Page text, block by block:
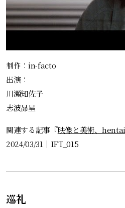
制作：in-facto
出演：
川瀬知佐子
志波昴星
関連する記事『映像と美術、hentai
2024/03/31 ｜ IFT_015
巡礼